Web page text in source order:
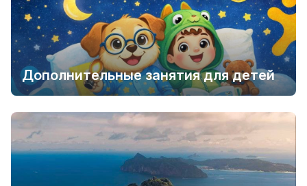
Дополнительные занятия для детей